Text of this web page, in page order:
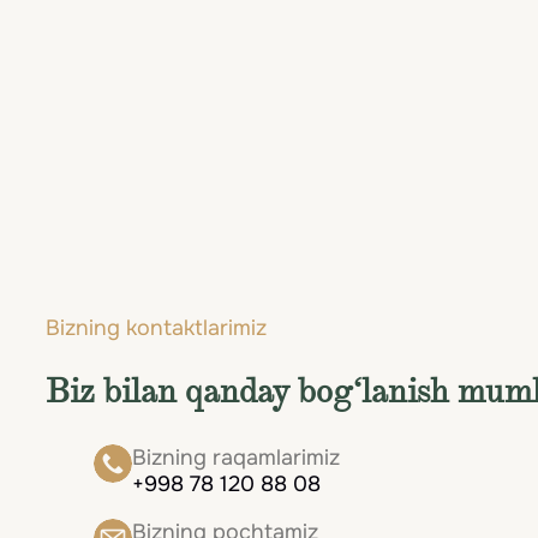
Bizning kontaktlarimiz
Biz bilan qanday bog‘lanish
Bizning raqamlarimiz
+998 78 120 88 08
Bizning pochtamiz